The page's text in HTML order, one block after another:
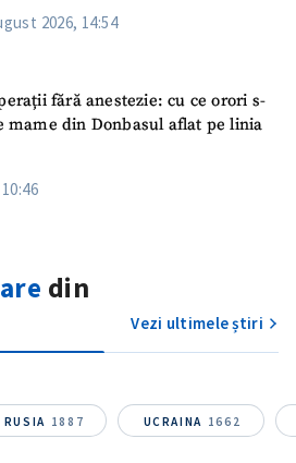
на русском
2026, 14:54
fără anestezie: cu ce orori s-
mame din Donbasul aflat pe linia
din
Vezi ultimele știri
RUSIA 1887 UCRAINA 1662